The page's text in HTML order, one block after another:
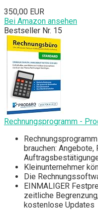
350,00 EUR
Bei Amazon ansehen
Bestseller Nr. 15
Rechnungsprogramm -
brauchen: Angebote,
Kleinunternehmer
Die
EINMALIGER
zeitliche
kostenlose Updates